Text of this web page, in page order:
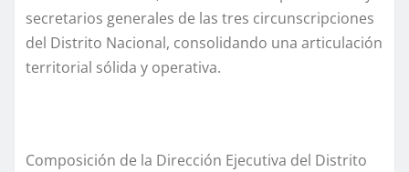
secretarios generales de las tres circunscripciones
del Distrito Nacional, consolidando una articulación
territorial sólida y operativa.
Composición de la Dirección Ejecutiva del Distrito